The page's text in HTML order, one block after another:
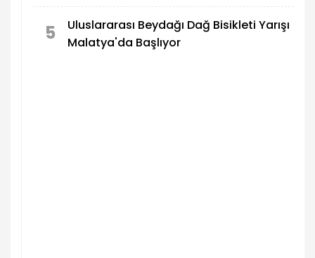
5
Uluslararası Beydağı Dağ Bisikleti Yarışı
Malatya'da Başlıyor